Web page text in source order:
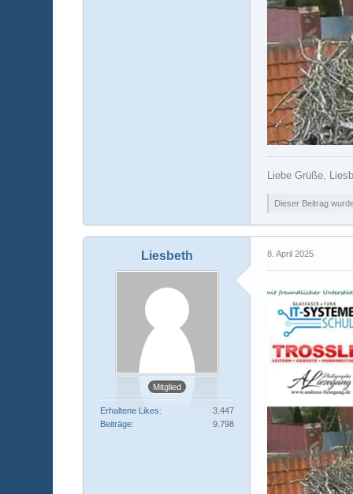
Liebe Grüße,
Dieser Beitrag
Liesbeth
Mitglied
Erhaltene Likes
3.447
Beiträge
9.798
8. April 2025